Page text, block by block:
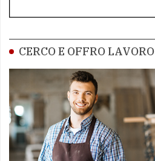
CERCO E OFFRO LAVORO